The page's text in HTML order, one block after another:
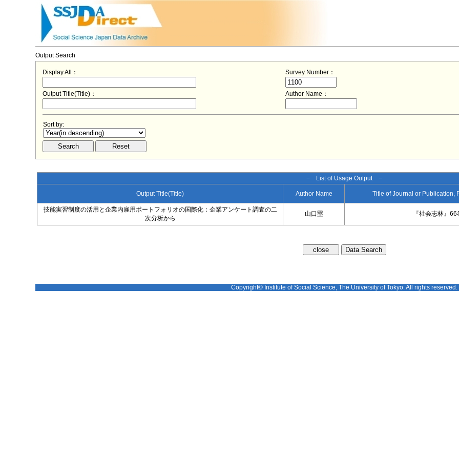
Output Search
Display All： Survey Number：
Output Title(Title)： Author Name：
Sort by:
− List of Usage Output −
Output Title(Title) Author Name Title of Journal or Publication,
技能実習制度の活用と企業内雇用ポートフォリオの国際化：企業アンケート調査の二
次分析から
山口塁 『社会志林』
Copyright© Institute of Social Science, The University of Tokyo. All rights reserved.